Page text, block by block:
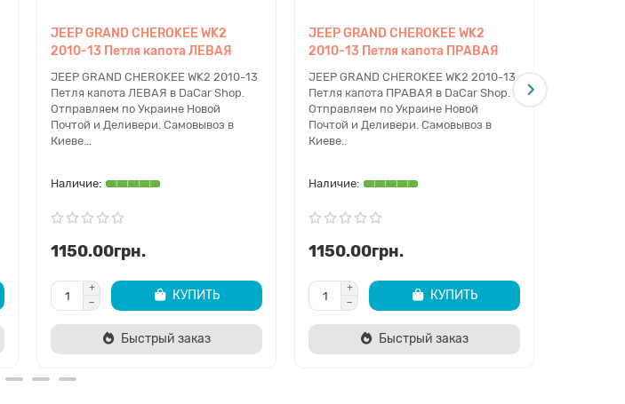
JEEP GRAND CHEROKEE WK2
2010-13 Петля капота ЛЕВАЯ
JEEP GRAND CHEROKEE WK2 2010-13
Петля капота ЛЕВАЯ в DaCar Shop.
Отправляем по Украине Новой
Почтой и Деливери. Самовывоз в
Киеве...
1150.00грн.
КУПИТЬ
Быстрый заказ
JEEP GRAND CHEROKEE WK2
2010-13 Петля капота ПРАВАЯ
JEEP GRAND CHEROKEE WK2 2010-13
Петля капота ПРАВАЯ в DaCar Shop.
Отправляем по Украине Новой
Почтой и Деливери. Самовывоз в
Киеве..
1150.00грн.
КУПИТЬ
Быстрый заказ